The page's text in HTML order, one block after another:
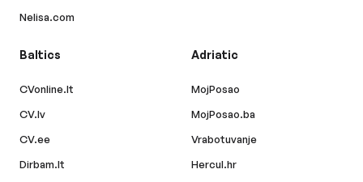
Nelisa.com
Baltics
CVonline.lt
CV.lv
CV.ee
Dirbam.lt
Adriatic
MojPosao
MojPosao.ba
Vrabotuvanje
Hercul.hr